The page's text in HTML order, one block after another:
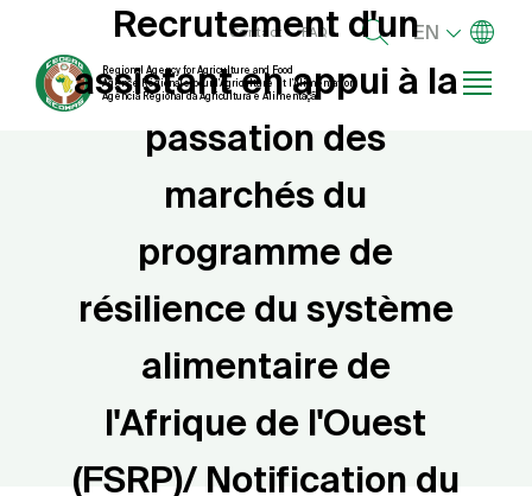
Skip
main
content
Regional Agency for Agriculture and Food
Agence Régionale pour l’Agriculture et l’Alimentation
Agência Regional da Agricultura e Alimentação
Menu right
Contact FAQ EN
List
Recrutement d'un
assistant en appui à la
passation des
marchés du
programme de
résilience du système
alimentaire de
l'Afrique de l'Ouest
(FSRP)/ Notification du